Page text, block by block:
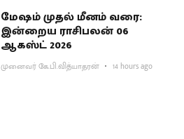
மேஷம் முதல் மீனம் வரை:
இன்றைய ராசிபலன் 06
ஆகஸ்ட் 2026
முனைவர் கே.பி.வித்யாதரன் 14 hours ago